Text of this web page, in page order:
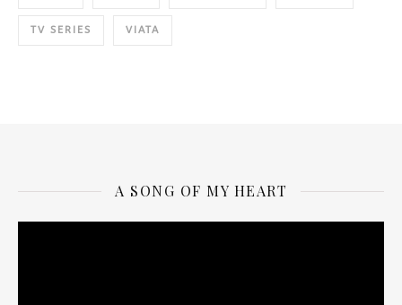
TV SERIES VIATA
A SONG OF MY HEART